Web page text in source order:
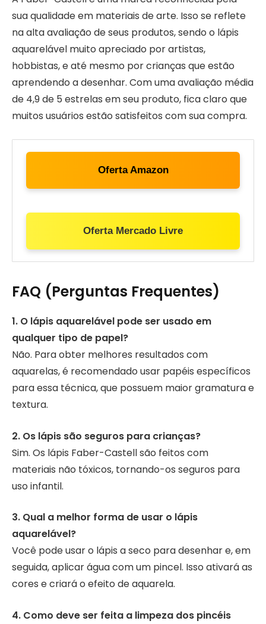
sua qualidade em materiais de arte. Isso se reflete
na alta avaliação de seus produtos, sendo o lápis
aquarelável muito apreciado por artistas,
hobbistas, e até mesmo por crianças que estão
aprendendo a desenhar. Com uma avaliação média
de 4,9 de 5 estrelas em seu produto, fica claro que
muitos usuários estão satisfeitos com sua compra.
Oferta Amazon
Oferta Mercado Livre
FAQ (Perguntas Frequentes)
1. O lápis aquarelável pode ser usado em
qualquer tipo de papel?
Não. Para obter melhores resultados com
aquarelas, é recomendado usar papéis específicos
para essa técnica, que possuem maior gramatura e
textura.
2. Os lápis são seguros para crianças?
Sim. Os lápis Faber-Castell são feitos com
materiais não tóxicos, tornando-os seguros para
uso infantil.
3. Qual a melhor forma de usar o lápis
aquarelável?
Você pode usar o lápis a seco para desenhar e, em
seguida, aplicar água com um pincel. Isso ativará as
cores e criará o efeito de aquarela.
4. Como deve ser feita a limpeza dos pincéis